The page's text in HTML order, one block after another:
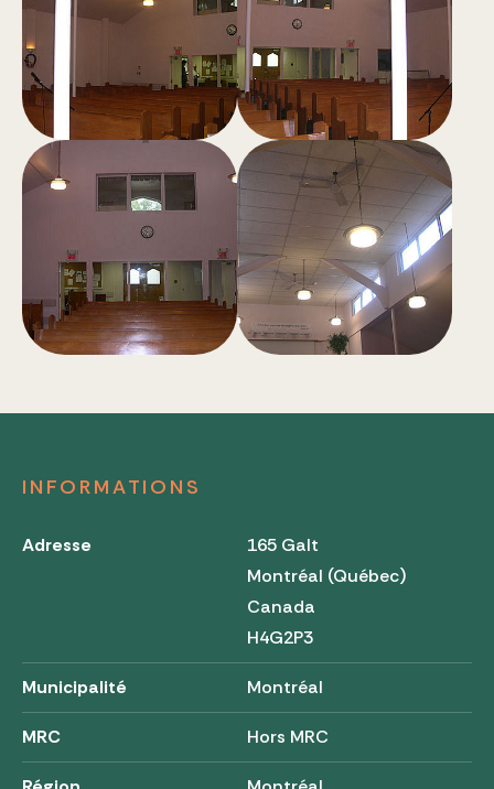
INFORMATIONS
Adresse
165 Galt
Montréal (Québec)
Canada
H4G2P3
Municipalité Montréal
MRC Hors MRC